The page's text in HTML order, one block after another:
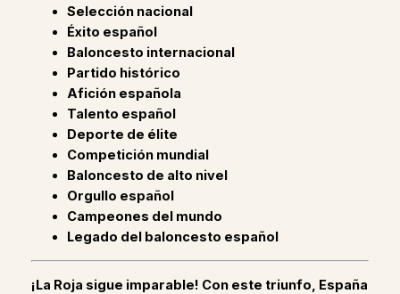
Selección nacional
Éxito español
Baloncesto internacional
Partido histórico
Afición española
Talento español
Deporte de élite
Competición mundial
Baloncesto de alto nivel
Orgullo español
Campeones del mundo
Legado del baloncesto español
¡La Roja sigue imparable! Con este triunfo, España